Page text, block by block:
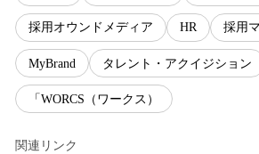
採用オウンドメディア HR 採用
MyBrand タレント・アクイジション
「WORCS（ワークス）
関連リンク